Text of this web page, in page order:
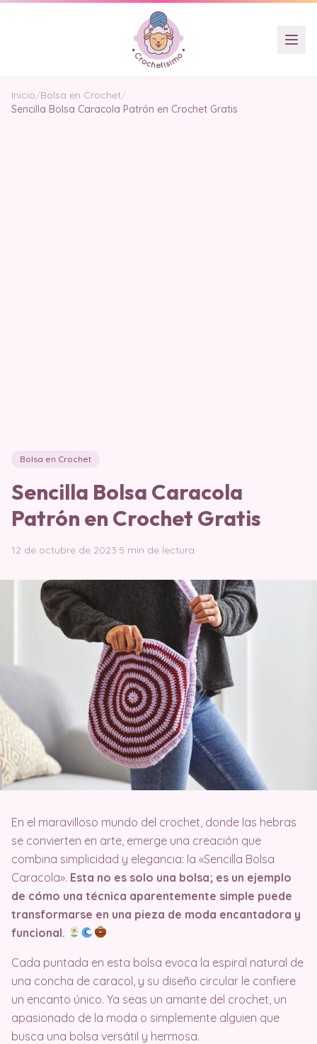
Inicio/Bolsa en Crochet/
Sencilla Bolsa Caracola Patrón en Crochet Gratis
Bolsa en Crochet
Sencilla Bolsa Caracola
Patrón en Crochet Gratis
12 de octubre de 2023·5 min de lectura
En el maravilloso mundo del crochet, donde las hebras
se convierten en arte, emerge una creación que
combina simplicidad y elegancia: la «Sencilla Bolsa
Caracola». Esta no es solo una bolsa; es un ejemplo
de cómo una técnica aparentemente simple puede
transformarse en una pieza de moda encantadora y
funcional.
Cada puntada en esta bolsa evoca la espiral natural de
una concha de caracol, y su diseño circular le confiere
un encanto único. Ya seas un amante del crochet, un
apasionado de la moda o simplemente alguien que
busca una bolsa versátil y hermosa.